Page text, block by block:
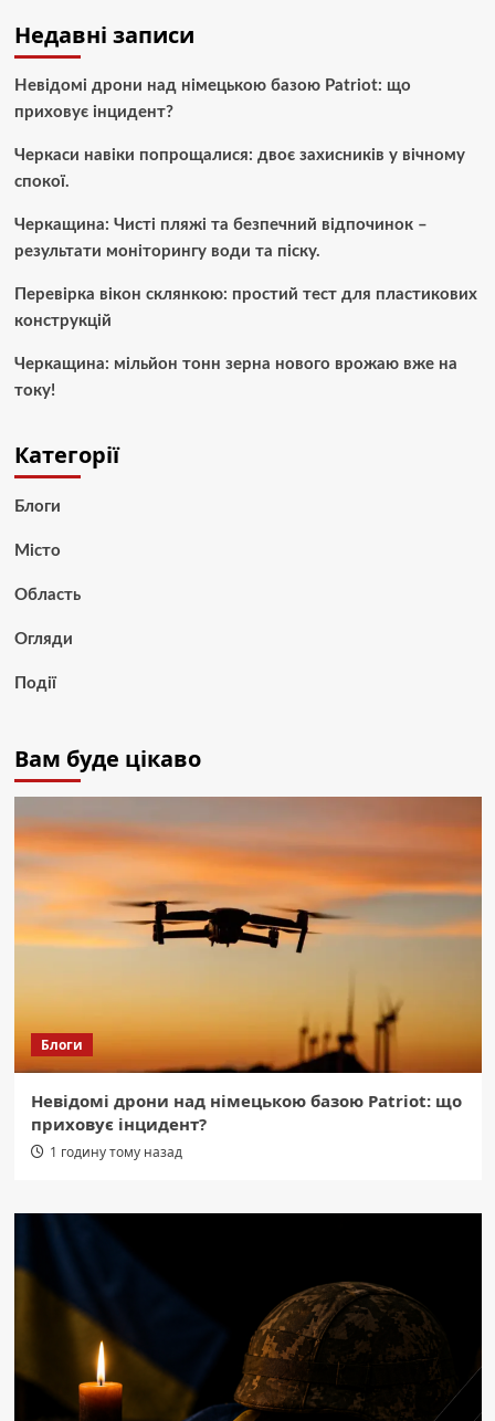
Недавні записи
Невідомі дрони над німецькою базою Patriot: що
приховує інцидент?
Черкаси навіки попрощалися: двоє захисників у вічному
спокої.
Черкащина: Чисті пляжі та безпечний відпочинок –
результати моніторингу води та піску.
Перевірка вікон склянкою: простий тест для пластикових
конструкцій
Черкащина: мільйон тонн зерна нового врожаю вже на
току!
Категорії
Блоги
Місто
Область
Огляди
Події
Вам буде цікаво
Блоги
Невідомі дрони над німецькою базою Patriot: що
приховує інцидент?
1 годину тому назад